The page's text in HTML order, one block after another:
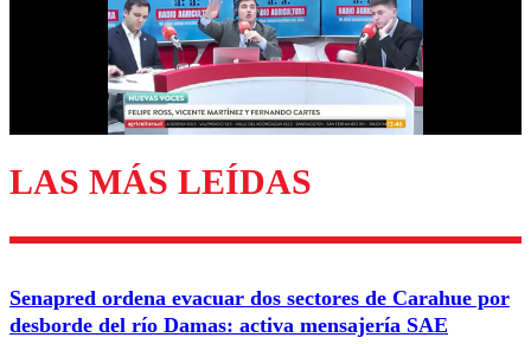
Enviar comentario
LAS MÁS LEÍDAS
Senapred ordena evacuar dos sectores de Carahue por
desborde del río Damas: activa mensajería SAE